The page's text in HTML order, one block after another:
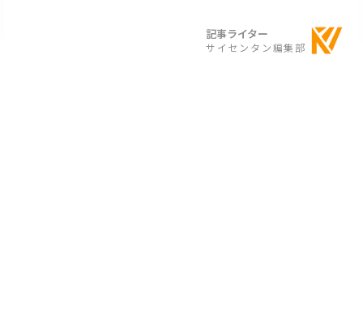
記事ライター
サイセンタン編集部